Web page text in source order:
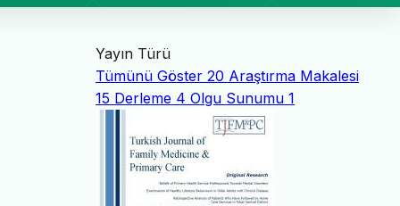
Yayın Türü
Tümünü Göster 20 Araştırma Makalesi
15 Derleme 4 Olgu Sunumu 1